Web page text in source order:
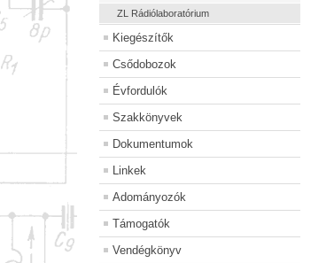
ZL Rádiólaboratórium
Kiegészítők
Csődobozok
Évfordulók
Szakkönyvek
Dokumentumok
Linkek
Adományozók
Támogatók
Vendégkönyv